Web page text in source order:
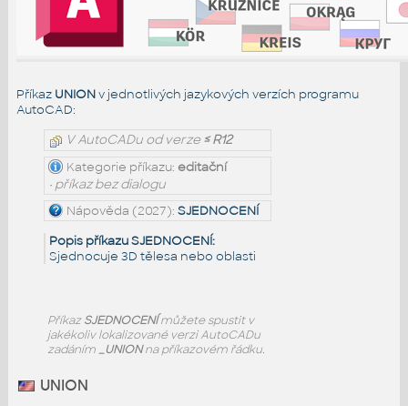
Příkaz UNIONv jednotlivých jazykových verzích programu
AutoCAD:
V AutoCADu od verze≤ R12
Kategorie příkazu: editační
• příkaz bez dialogu
Nápověda (2027): SJEDNOCENÍ
Popis příkazu SJEDNOCENÍ:
Sjednocuje 3D tělesa nebo oblasti
PříkazSJEDNOCENÍmůžete spustit v
jakékoliv lokalizované verzi AutoCADu
zadáním _UNIONna příkazovém řádku.
UNION